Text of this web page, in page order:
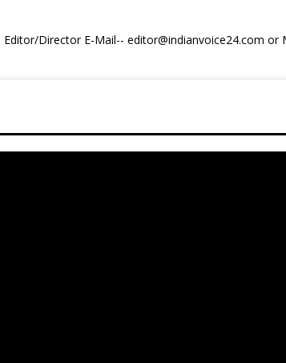
Director E-Mail-- editor@indianvoice24.com or